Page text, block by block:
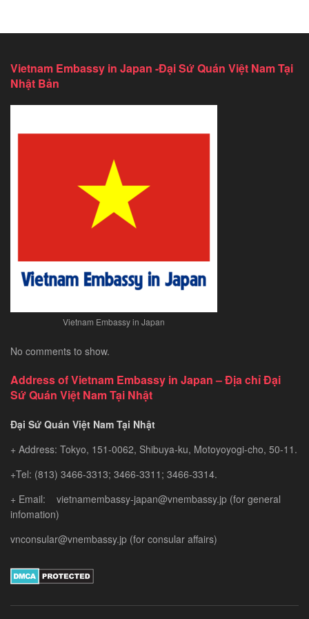
Vietnam Embassy in Japan -Đại Sứ Quán Việt Nam Tại
Nhật Bản
Vietnam Embassy in Japan
No comments to show.
Address of Vietnam Embassy in Japan – Địa chỉ Đại
Sứ Quán Việt Nam Tại Nhật
Đại Sứ Quán Việt Nam Tại Nhật
+ Address: Tokyo, 151-0062, Shibuya-ku, Motoyoyogi-cho, 50-11.
+Tel: (813) 3466-3313; 3466-3311; 3466-3314.
+ Email: vietnamembassy-japan@vnembassy.jp (for general
infomation)
vnconsular@vnembassy.jp (for consular affairs)